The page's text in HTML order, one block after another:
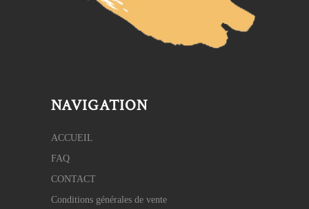
NAVIGATION
ACCUEIL
FAQ
CONTACT
Conditions générales de vente